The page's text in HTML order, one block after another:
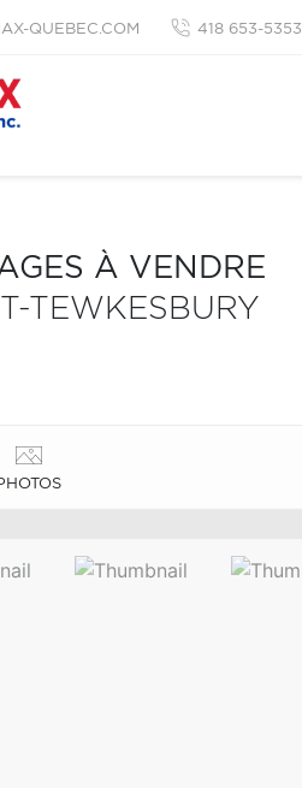
QUEBEC.COM 418 653-5353
À VENDRE
TEWKESBURY